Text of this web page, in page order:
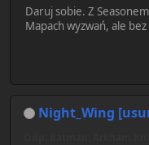
Daruj sobie. Z
Mapach wyzwań, ale
Night_Wing